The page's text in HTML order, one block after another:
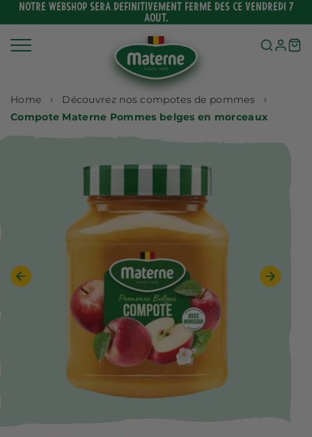
Ignorer
au
NOTRE WEBSHOP SERA DEFINITIVEMENT FERMÉ DES CE VENDREDI 7
AOUT.
Home
Découvrez nos compotes de pommes
Compote Materne Pommes belges en morceaux